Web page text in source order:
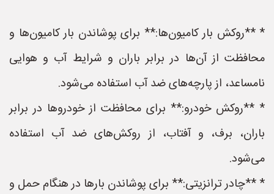
* **روکش بار کامیون‌ها:** برای پوشاندن بار کامیون‌ها و
محافظت از آن‌ها در برابر باران و شرایط آب و هوایی
نامساعد، از پارچه‌های ضد آب استفاده می‌شود.
* **روکش خودرو:** برای محافظت از خودروها در برابر
باران، برف، و آفتاب، از روکش‌های ضد آب استفاده
می‌شود.
* **چادر ترانزیتی:** برای پوشاندن بارها در هنگام حمل و